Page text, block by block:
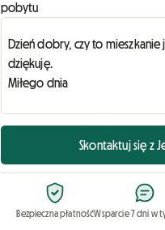
pobytu
Skontaktuj się z
Bezpieczna płatnośćWsparcie 7 dni w